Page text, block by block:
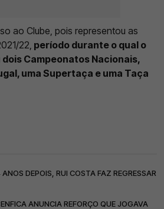
ao Clube, pois representou as
22, período durante o qual o
Campeonatos Nacionais,
uma Supertaça e uma Taça
DEPOIS, RUI COSTA FAZ REGRESSAR
ANUNCIA REFORÇO QUE JOGAVA